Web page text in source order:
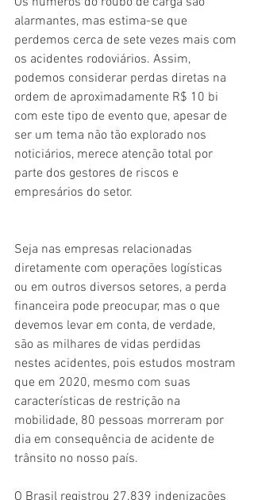
alarmantes, mas estima-se que
perdemos cerca de sete vezes mais com
os acidentes rodoviários. Assim,
podemos considerar perdas diretas na
ordem de aproximadamente R$ 10 bi
com este tipo de evento que, apesar de
ser um tema não tão explorado nos
noticiários, merece atenção total por
parte dos gestores de riscos e
empresários do setor.
Seja nas empresas relacionadas
diretamente com operações logísticas
ou em outros diversos setores, a perda
financeira pode preocupar, mas o que
devemos levar em conta, de verdade,
são as milhares de vidas perdidas
nestes acidentes, pois estudos mostram
que em 2020, mesmo com suas
características de restrição na
mobilidade, 80 pessoas morreram por
dia em consequência de acidente de
trânsito no nosso país.
O Brasil registrou 27.839 indenizações